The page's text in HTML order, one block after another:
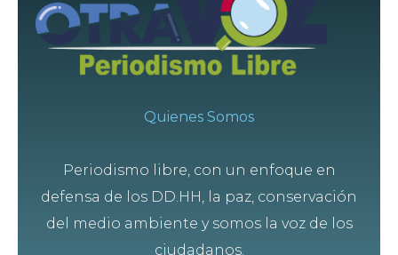
Quienes Somos
Periodismo libre, con un enfoque en
defensa de los DD.HH, la paz, conservación
del medio ambiente y somos la voz de los
ciudadanos.